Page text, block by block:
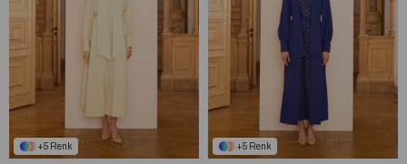
5 5